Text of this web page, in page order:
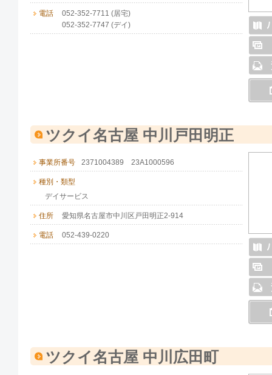
電話
052-352-7711 (居宅)
052-352-7747 (デイ)
ツクイ名古屋 中川戸田明正
事業所番号 2371004389 23A1000596
種別・類型
デイサービス
住所 愛知県名古屋市中川区戸田明正2-914
電話 052-439-0220
ツクイ名古屋 中川広田町